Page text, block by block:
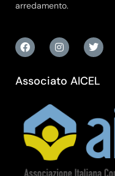
arredamento.
Associato AICEL